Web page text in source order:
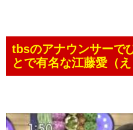
tbsのアナウンサーで
とで有名な江藤愛（